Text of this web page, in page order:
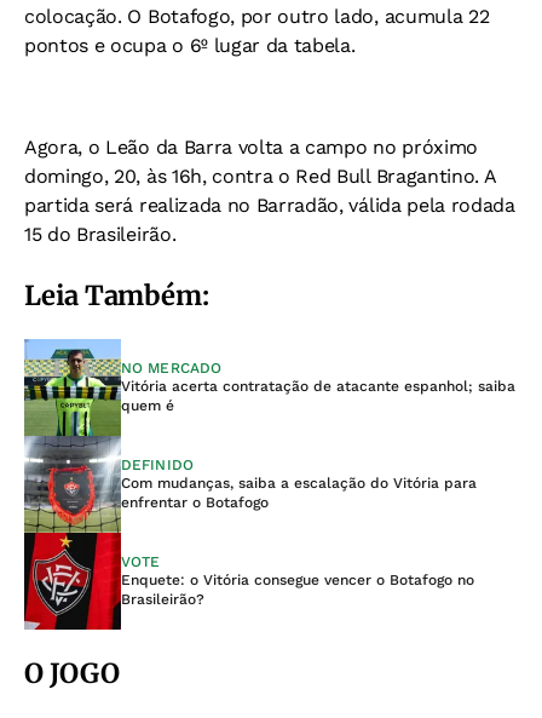
colocação. O Botafogo, por outro lado, acumula 22
pontos e ocupa o 6º lugar da tabela.
Agora, o Leão da Barra volta a campo no próximo
domingo, 20, às 16h, contra o Red Bull Bragantino. A
partida será realizada no Barradão, válida pela rodada
15 do Brasileirão.
Leia Também:
NO MERCADO
Vitória acerta contratação de atacante espanhol; saiba
quem é
DEFINIDO
Com mudanças, saiba a escalação do Vitória para
enfrentar o Botafogo
VOTE
Enquete: o Vitória consegue vencer o Botafogo no
Brasileirão?
O JOGO